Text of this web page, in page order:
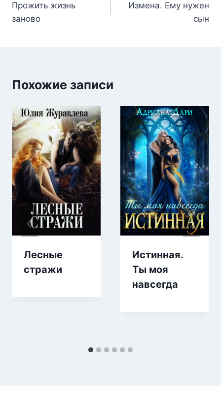
по
записям
Прожить жизнь
заново
Измена. Ему нужен
сын
Похожие записи
Лесные
стражи
Истинная.
Ты моя
навсегда